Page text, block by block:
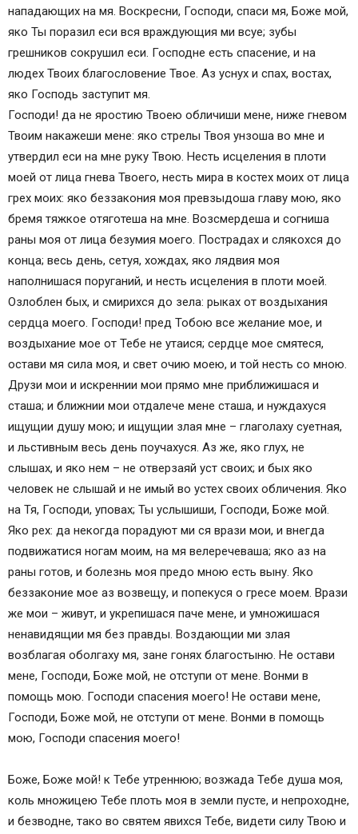
нападающих на мя. Воскресни, Господи, спаси мя, Боже мой,
яко Ты поразил еси вся враждующия ми всуе; зубы
грешников сокрушил еси. Господне есть спасение, и на
людех Твоих благословение Твое. Аз уснух и спах, востах,
яко Господь заступит мя.
Господи! да не яростию Твоею обличиши мене, ниже гневом
Твоим накажеши мене: яко стрелы Твоя унзоша во мне и
утвердил еси на мне руку Твою. Несть исцеления в плоти
моей от лица гнева Твоего, несть мира в костех моих от лица
грех моих: яко беззакония моя превзыдоша главу мою, яко
бремя тяжкое отяготеша на мне. Возсмердеша и согниша
раны моя от лица безумия моего. Пострадах и слякохся до
конца; весь день, сетуя, хождах, яко лядвия моя
наполнишася поруганий, и несть исцеления в плоти моей.
Озлоблен бых, и смирихся до зела: рыках от воздыхания
сердца моего. Господи! пред Тобою все желание мое, и
воздыхание мое от Тебе не утаися; сердце мое смятеся,
остави мя сила моя, и свет очию моею, и той несть со мною.
Друзи мои и искреннии мои прямо мне приближишася и
сташа; и ближнии мои отдалече мене сташа, и нуждахуся
ищущии душу мою; и ищущии злая мне – глаголаху суетная,
и льстивным весь день поучахуся. Аз же, яко глух, не
слышах, и яко нем – не отверзаяй уст своих; и бых яко
человек не слышай и не имый во устех своих обличения. Яко
на Тя, Господи, уповах; Ты услышиши, Господи, Боже мой.
Яко рех: да некогда порадуют ми ся врази мои, и внегда
подвижатися ногам моим, на мя велеречеваша; яко аз на
раны готов, и болезнь моя предо мною есть выну. Яко
беззаконие мое аз возвещу, и попекуся о гресе моем. Врази
же мои – живут, и укрепишася паче мене, и умножишася
ненавидящии мя без правды. Воздающии ми злая
возблагая оболгаху мя, зане гонях благостыню. Не остави
мене, Господи, Боже мой, не отступи от мене. Вонми в
помощь мою. Господи спасения моего! Не остави мене,
Господи, Боже мой, не отступи от мене. Вонми в помощь
мою, Господи спасения моего!
Боже, Боже мой! к Тебе утреннюю; возжада Тебе душа моя,
коль множицею Тебе плоть моя в земли пусте, и непроходне,
и безводне, тако во святем явихся Тебе, видети силу Твою и